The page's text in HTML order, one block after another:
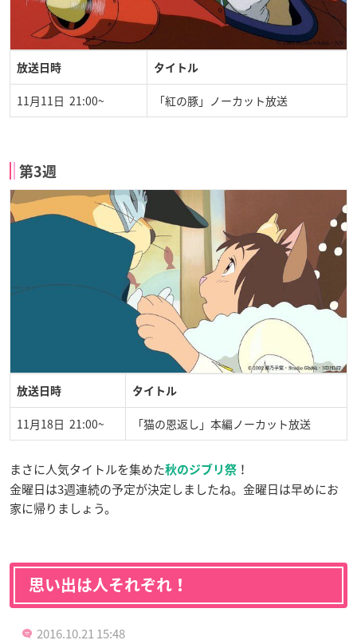
放送日時 タイトル
11月11日 21:00~ 「紅の豚」ノーカット放送
第3週
放送日時 タイトル
11月18日 21:00~ 「猫の恩返し」本編ノーカット放送
まさに人気タイトルを集めた秋のジブリ祭 ！
金曜日は3週連続の予定が決定しましたね。金曜日は早めにお
家に帰りましょう。
思い出は人それぞれ！
2016.10.21 15:48